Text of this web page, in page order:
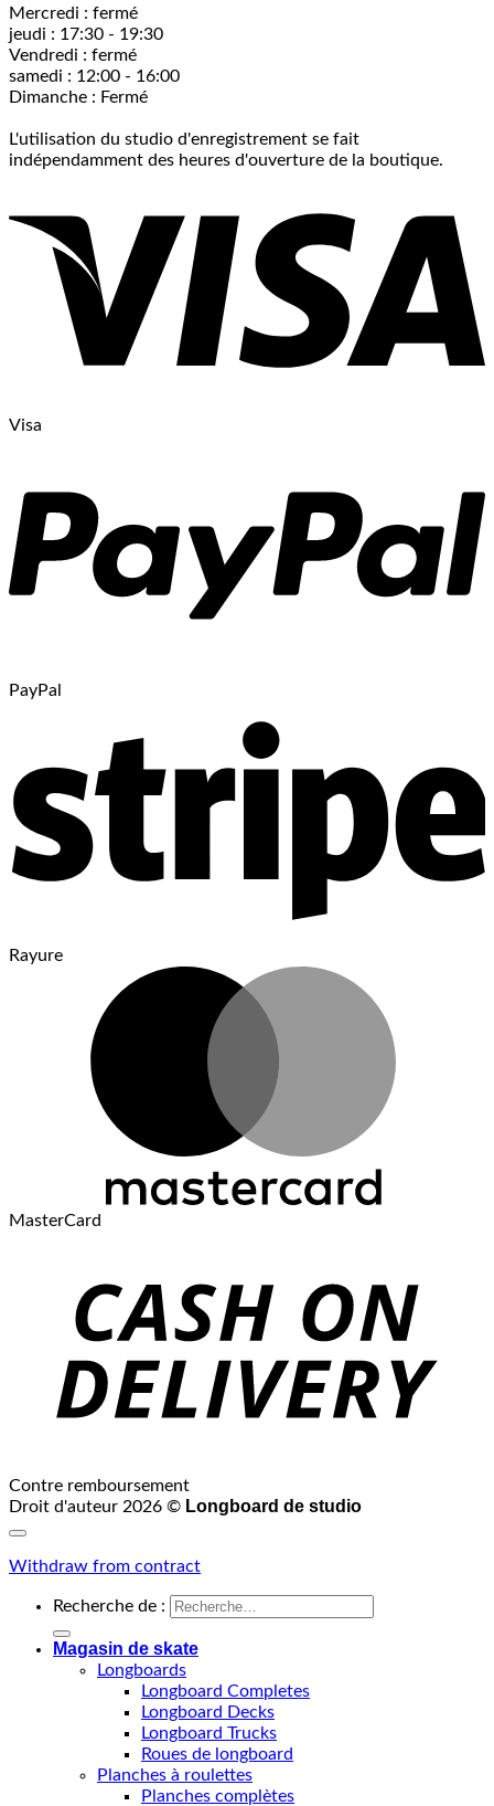
Mercredi : fermé
jeudi : 17:30 - 19:30
Vendredi : fermé
samedi : 12:00 - 16:00
Dimanche : Fermé
L'utilisation du studio d'enregistrement se fait
indépendamment des heures d'ouverture de la boutique.
Visa
PayPal
Rayure
MasterCard
Contre remboursement
Droit d'auteur 2026 © Longboard de studio
Withdraw from contract
Recherche de :
Magasin de skate
Longboards
Longboard Completes
Longboard Decks
Longboard Trucks
Roues de longboard
Planches à roulettes
Planches complètes